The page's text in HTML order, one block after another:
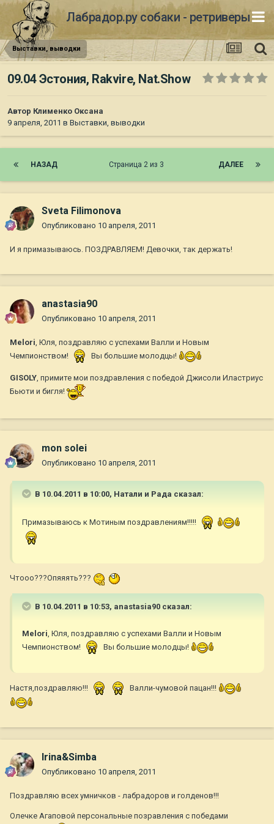
Лабрадор.ру собаки - ретриверы
Выставки, выводки
09.04 Эстония, Rakvire, Nat.Show
Автор Клименко Оксана
9 апреля, 2011 в Выставки, выводки
НАЗАД ДАЛЕЕ
Страница 2 из 3
Sveta Filimonova
Опубликовано 10 апреля, 2011
И я примазываюсь. ПОЗДРАВЛЯЕМ! Девочки, так держать!
anastasia90
Опубликовано 10 апреля, 2011
Melori, Юля, поздравляю с успехами Валли и Новым
Чемпионством!
Вы большие молодцы!
GISOLY, примите мои поздравления с победой Джисоли Иластриус
Бьюти и бигля!
mon solei
Опубликовано 10 апреля, 2011
В 10.04.2011 в 10:00, Натали и Рада сказал:
Примазываюсь к Мотиным поздравлениям!!!!!
Чтооо???Опяяять???
В 10.04.2011 в 10:53, anastasia90 сказал:
Melori, Юля, поздравляю с успехами Валли и Новым
Чемпионством!
Вы большие молодцы!
Настя,поздравляю!!! Валли-чумовой пацан!!!
Irina&Simba
Опубликовано 10 апреля, 2011
Поздравляю всех умничков - лабрадоров и голденов!!!
Олечке Агаповой персональные позравления с победами